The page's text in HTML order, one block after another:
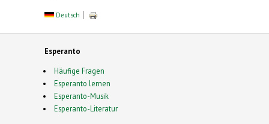
Deutsch
Esperanto
Häufige Fragen
Esperanto lernen
Esperanto-Musik
Esperanto-Literatur